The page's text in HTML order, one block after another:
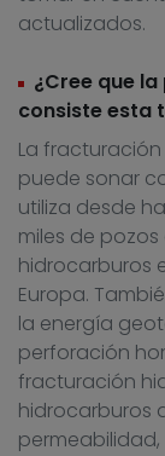
actualizados.
¿Cree que
consiste esta
La fracturación
puede sonar
utiliza desde
miles de
hidrocarburos
Europa.
la energía
perforación
fracturación
hidrocarburos